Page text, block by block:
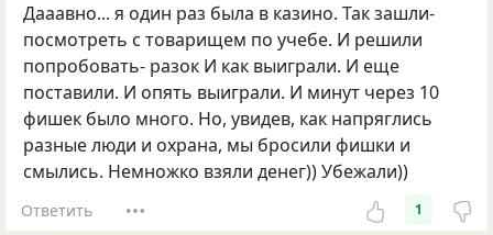
Дааавно... я один раз была в казино. Так зашли-
посмотреть с товарищем по учебе. И решили
попробовать- разок И как выиграли. И еще
поставили. И опять выиграли. И минут через 10
фишек было много. Но, увидев, как напряглись
разные люди и охрана, мы бросили фишки и
смылись. Немножко взяли денег)) Убежали))
Ответить 1